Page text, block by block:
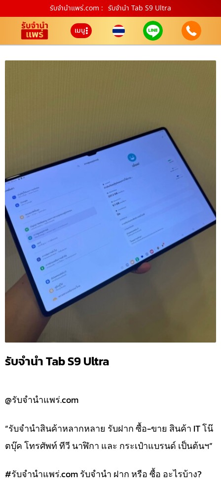
รับจํานําแพร่.com : รับจำนำ Tab S9 Ultra
เมนู
รับจำนำ Tab S9 Ultra
@รับจำนำแพร่.com
“รับจำนำสินค้าหลากหลาย รับฝาก ซื้อ-ขาย สินค้า IT โน๊
ตบุ๊ค โทรศัพท์ ทีวี นาฬิกา และ กระเป๋าแบรนด์ เป็นต้นฯ”
#รับจํานําแพร่.com รับจำนำ ฝาก หรือ ซื้อ อะไรบ้าง?